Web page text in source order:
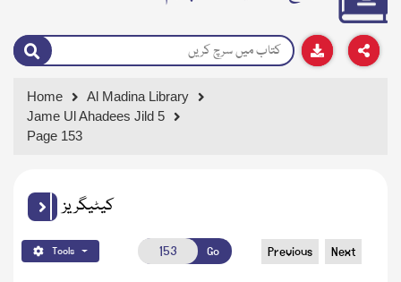
Home
Al Madina Library
Jame Ul Ahadees Jild 5
Page 153
کیٹیگریز
Tools Go Previous Next